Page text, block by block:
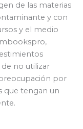
de las materias
y con
y el medio
no utilizar
por
que tengan un